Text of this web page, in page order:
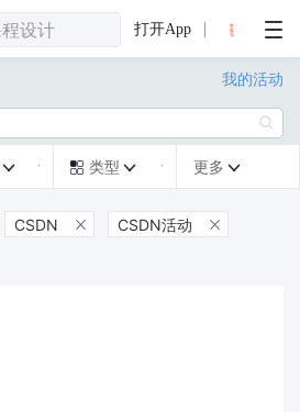
打开App
我的活动

  类型  更多 
CSDN  CSDN活动 